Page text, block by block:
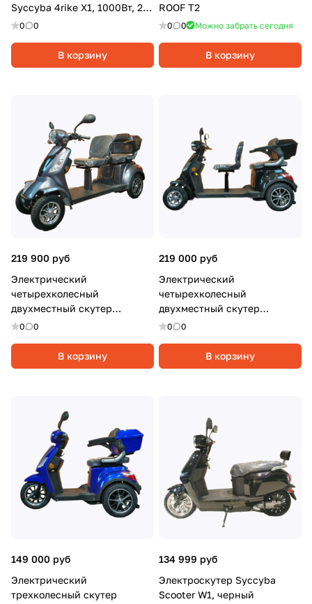
Syccyba 4rike X1, 1000Вт, 20
Ач, Серый
0 0
В корзину
ROOF T2
0 0 Можно забрать сегодня
В корзину
219 900 руб
Электрический
четырехколесный
двухместный скутер
Syccyba 4rike X2, 1000Вт, 20
0 0
В корзину
219 000 руб
Электрический
четырехколесный
двухместный скутер
Syccyba 4rike X2, 1000Вт, 20
0 0
В корзину
149 000 руб
Электрический
трехколесный скутер
134 999 руб
Электроскутер Syccyba
Scooter W1, черный